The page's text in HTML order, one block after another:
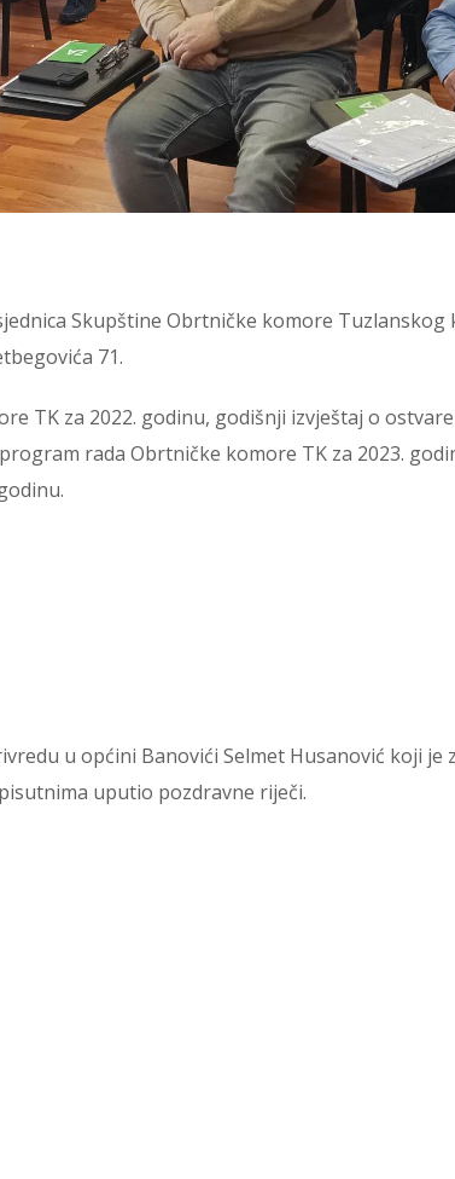
Skupštine Obrtničke komore
71.
TK za 2022. godinu, godišnji izvještaj o
rada Obrtničke komore TK za 2023.
u općini Banovići Selmet Husanović koji
uputio pozdravne riječi.